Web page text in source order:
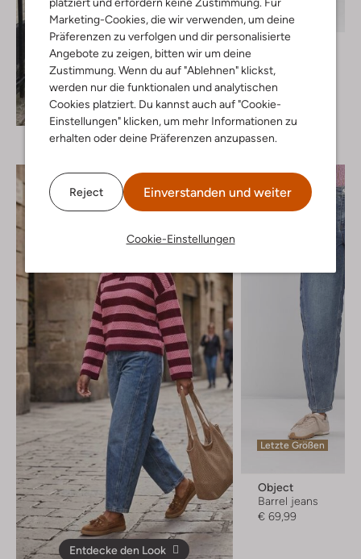
Marketing-Cookies, die wir verwenden, um deine
Präferenzen zu verfolgen und dir personalisierte
Angebote zu zeigen, bitten wir um deine
Zustimmung. Wenn du auf "Ablehnen" klickst,
werden nur die funktionalen und analytischen
Cookies platziert. Du kannst auch auf "Cookie-
Einstellungen" klicken, um mehr Informationen zu
erhalten oder deine Präferenzen anzupassen.
Reject Einverstanden und weiter
Cookie-Einstellungen
Entdecke den Look
Neo Noir
€ 89,99
Entdecke den Look
Letzte Größen
Object
Barrel jeans
€ 69,99